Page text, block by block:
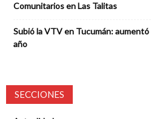
Comunitarios en Las Talitas
Subió la VTV en Tucumán:
año
SECCIONES